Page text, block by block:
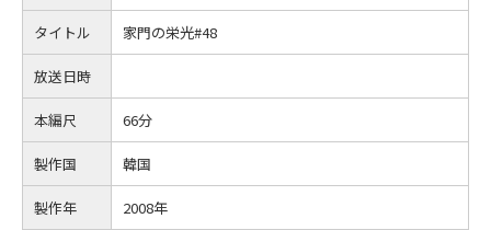
タイトル 家門の栄光#48
放送日時
本編尺 66分
製作国 韓国
製作年 2008年